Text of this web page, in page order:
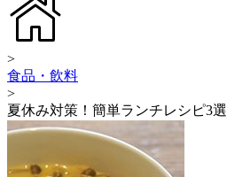
>
食品・飲料
>
夏休み対策！簡単ランチレシピ3選